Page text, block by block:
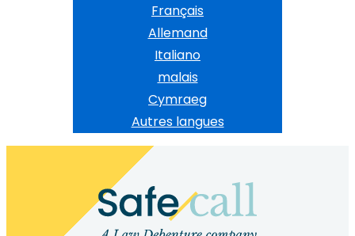
Français
Allemand
Italiano
malais
Cymraeg
Autres langues